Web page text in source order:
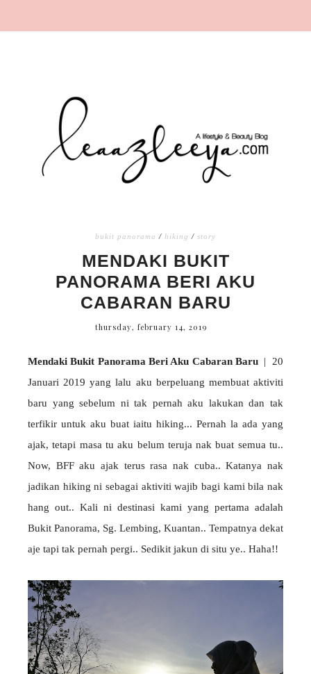
bukit panorama / hiking / story
MENDAKI BUKIT
PANORAMA BERI AKU
CABARAN BARU
thursday, february 14, 2019
Mendaki Bukit Panorama Beri Aku Cabaran Baru | 20
Januari 2019 yang lalu aku berpeluang membuat aktiviti
baru yang sebelum ni tak pernah aku lakukan dan tak
terfikir untuk aku buat iaitu hiking... Pernah la ada yang
ajak, tetapi masa tu aku belum teruja nak buat semua tu..
Now, BFF aku ajak terus rasa nak cuba.. Katanya nak
jadikan hiking ni sebagai aktiviti wajib bagi kami bila nak
hang out.. Kali ni destinasi kami yang pertama adalah
Bukit Panorama, Sg. Lembing, Kuantan.. Tempatnya dekat
aje tapi tak pernah pergi.. Sedikit jakun di situ ye.. Haha!!